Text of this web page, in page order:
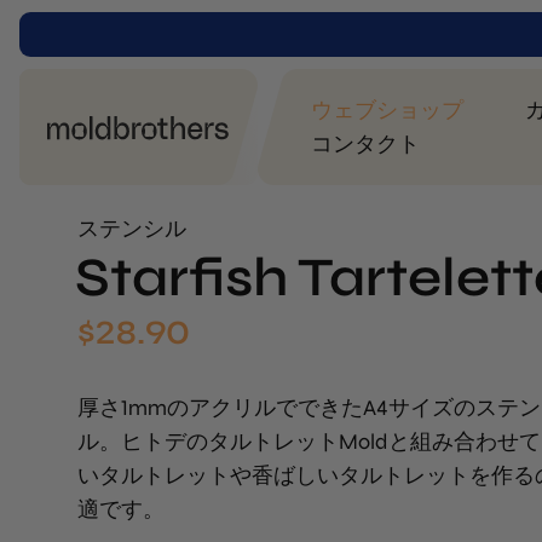
ウェブショップ
コンタクト
ステンシル
Starfish
$28.90
厚さ1mmのアクリルでできたA4サイズのステ
ル。ヒトデのタルトレットMoldと組み合わせ
いタルトレットや香ばしいタルトレットを作る
適です。